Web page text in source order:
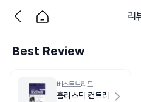
리
Best Review
베스트브리드
홀리스틱 컨트리